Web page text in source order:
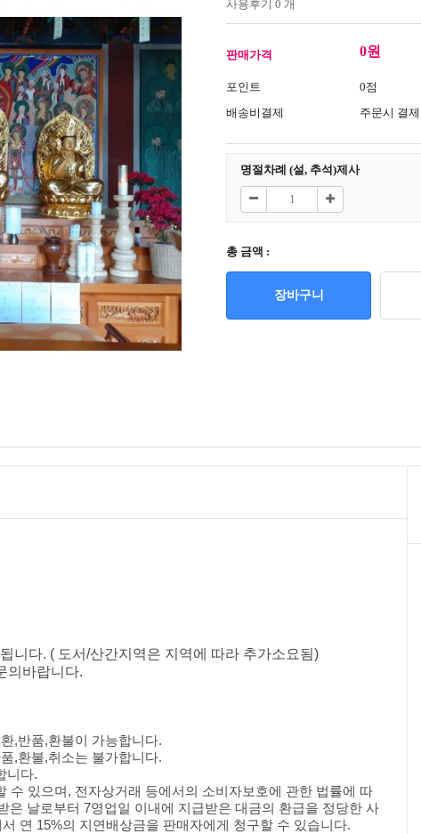
사용후기 0 개
판매가격 0원
포인트
0점
배송비결제
주문시 결제
명절차례 (설, 추석)제사
총 금액 :
장바구니
니다. ( 도서/산간지역은 지역에 따라 추가소요됨)
의바랍니다.
,반품,환불이 가능합니다.
,환불,취소는 불가합니다.
니다.
수 있으며, 전자상거래 등에서의 소비자보호에 관한 법률에 따
은 날로부터 7영업일 이내에 지급받은 대금의 환급을 정당한 사
연 15%의 지연배상금을 판매자에게 청구할 수 있습니다.